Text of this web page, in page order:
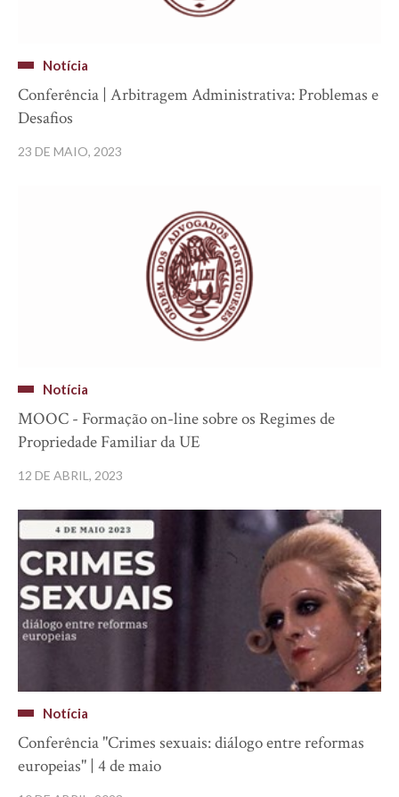
Notícia
Conferência | Arbitragem Administrativa: Problemas e
Desafios
23 DE MAIO, 2023
Notícia
MOOC - Formação on-line sobre os Regimes de
Propriedade Familiar da UE
12 DE ABRIL, 2023
Notícia
Conferência "Crimes sexuais: diálogo entre reformas
europeias" | 4 de maio